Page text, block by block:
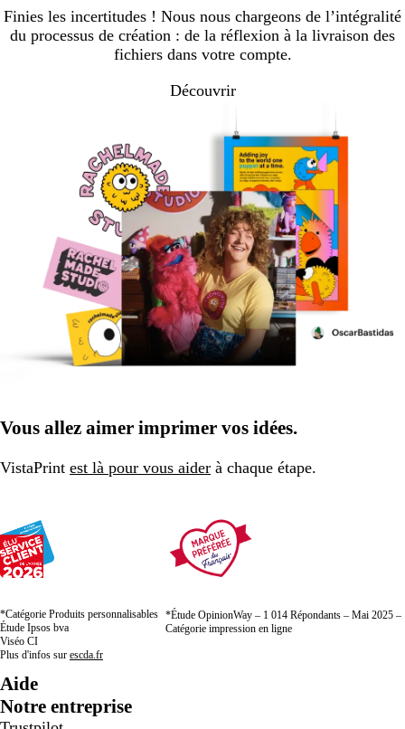
12
Finies les incertitudes ! Nous nous chargeons de l’intégralité
du processus de création : de la réflexion à la livraison des
fichiers dans votre compte.
Découvrir
Vous allez aimer imprimer vos idées.
VistaPrint est là pour vous aider à chaque étape.
*Catégorie Produits personnalisables
Étude Ipsos bva
Viséo CI
Plus d'infos sur escda.fr
*Étude OpinionWay – 1 014 Répondants – Mai 2025 –
Catégorie impression en ligne
Aide
Notre entreprise